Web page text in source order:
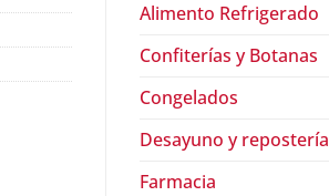
Alimento Refrigerado
Confiterías y Botanas
Congelados
Desayuno y repostería
Farmacia